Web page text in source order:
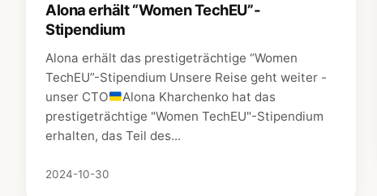
Alona erhält “Women TechEU”-
Stipendium
Alona erhält das prestigeträchtige “Women
TechEU”-Stipendium Unsere Reise geht weiter -
unser CTO
Alona Kharchenko hat das
prestigeträchtige "Women TechEU"-Stipendium
erhalten, das Teil des...
2024-10-30